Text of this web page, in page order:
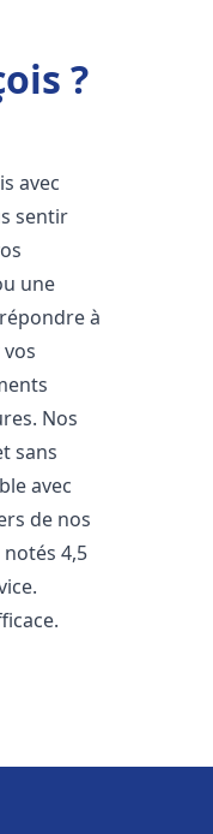
?
avec
sentir
une
à
Nos
sans
avec
de nos
4,5